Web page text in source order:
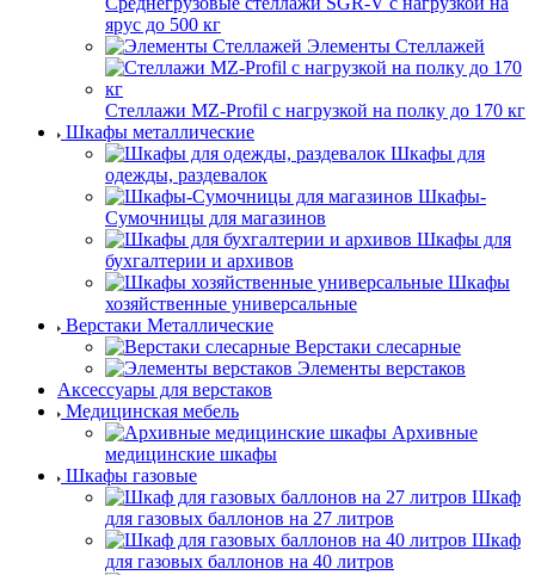
ярус до 500 кг
Элементы Стеллажей
Стеллажи MZ-Profil с нагрузкой на полку до 170 кг
Шкафы металлические
Шкафы для
одежды, раздевалок
Шкафы-
Сумочницы для магазинов
Шкафы для
бухгалтерии и архивов
Шкафы
хозяйственные универсальные
Верстаки Металлические
Верстаки слесарные
Элементы верстаков
Аксессуары для верстаков
Медицинская мебель
Архивные
медицинские шкафы
Шкафы газовые
Шкаф
для газовых баллонов на 27 литров
Шкаф
для газовых баллонов на 40 литров